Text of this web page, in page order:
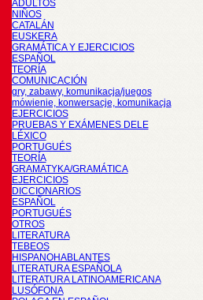
ADULTOS
NIÑOS
CATALÁN
EUSKERA
GRAMÁTICA Y EJERCICIOS
ESPAÑOL
TEORÍA
COMUNICACIÓN
gry, zabawy, komunikacja/juegos
mówienie, konwersacje, komunikacja
EJERCICIOS
PRUEBAS Y EXÁMENES DELE
LÉXICO
PORTUGUÉS
TEORÍA
GRAMATYKA/GRAMÁTICA
EJERCICIOS
DICCIONARIOS
ESPAÑOL
PORTUGUÉS
OTROS
LITERATURA
TEBEOS
HISPANOHABLANTES
LITERATURA ESPAÑOLA
LITERATURA LATINOAMERICANA
LUSÓFONA